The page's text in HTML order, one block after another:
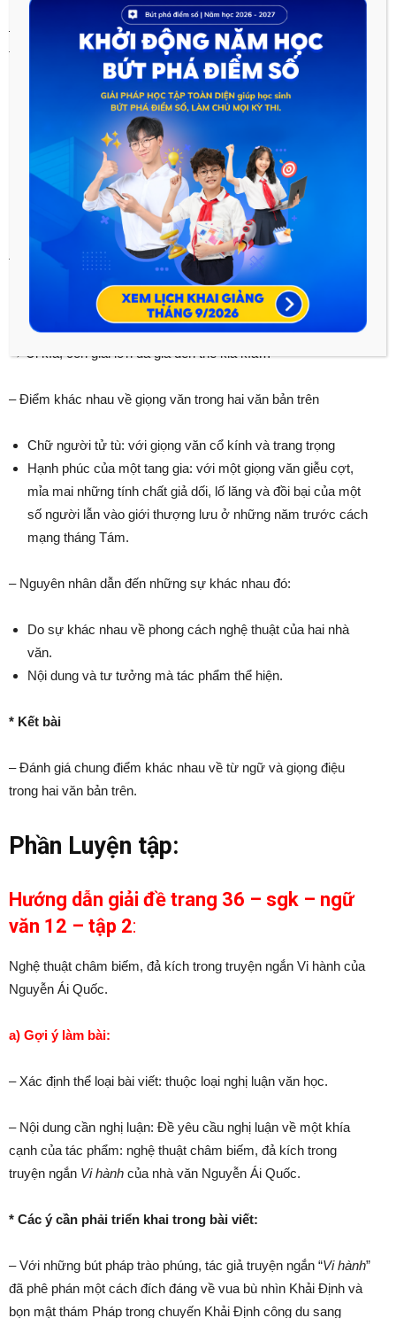
– Điểm khác nhau về từ ngữ được sử dụng trong hai văn bản
trên:
Trong truyện Chữ người tử tù của Nguyễn Tuân, tác giả đã
sử dụng nhiều từ Hán Việt cổ như: phiến trát, thầy bát, ngục
tốt, chiếc hòe hoa, thu không, đĩa dầu sơ…
Trong truyện Hạnh phúc của một tang gia của Vũ Trọng
Phụng , tác giả đã dùng nhiều từ và những cách chơi chữ:
→ Lang băm Tây, Lang băm Đông, thực hành được cái lý
thuyết “nhiều thầy thối ma”.
→ Cái chết kia làm cho nhiều người sung sướng lắm.
→ Úi kìa, con giai lớn đã già đến thế kia kìa…
– Điểm khác nhau về giọng văn trong hai văn bản trên
Chữ người tử tù: với giọng văn cổ kính và trang trọng
Hạnh phúc của một tang gia: với một giọng văn giễu cợt,
mỉa mai những tính chất giả dối, lố lăng và đồi bại của một
số người lẫn vào giới thượng lưu ở những năm trước cách
mạng tháng Tám.
– Nguyên nhân dẫn đến những sự khác nhau đó:
Do sự khác nhau về phong cách nghệ thuật của hai nhà
văn.
Nội dung và tư tưởng mà tác phẩm thể hiện.
* Kết bài
– Đánh giá chung điểm khác nhau về từ ngữ và giọng điệu
trong hai văn bản trên.
Phần Luyện tập:
Hướng dẫn giải đề trang 36 – sgk – ngữ
văn 12 – tập 2:
Nghệ thuật châm biếm, đả kích trong truyện ngắn Vi hành của
Nguyễn Ái Quốc.
a) Gợi ý làm bài:
– Xác định thể loại bài viết: thuộc loại nghị luận văn học.
– Nội dung cần nghị luận: Đề yêu cầu nghị luận về một khía
cạnh của tác phẩm: nghệ thuật châm biếm, đả kích trong
truyện ngắn Vi hành của nhà văn Nguyễn Ái Quốc.
* Các ý cần phải triển khai trong bài viết:
– Với những bút pháp trào phúng, tác giả truyện ngắn “Vi hành”
đã phê phán một cách đích đáng về vua bù nhìn Khải Định và
bọn mật thám Pháp trong chuyến Khải Định công du sang